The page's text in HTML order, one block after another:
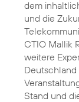
dem
und die
CTIO Mallik
weitere
Deutschland
Stand und